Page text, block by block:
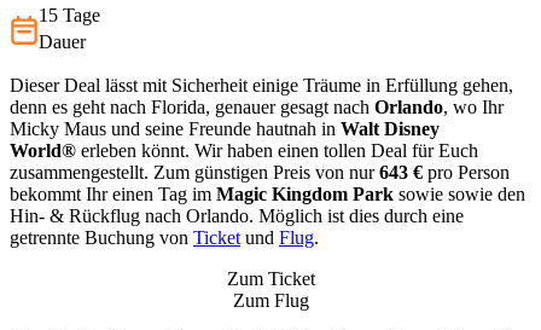
15 Tage
Dauer
Dieser Deal lässt mit Sicherheit einige Träume in Erfüllung gehen,
denn es geht nach Florida, genauer gesagt nach Orlando, wo Ihr
Micky Maus und seine Freunde hautnah in Walt Disney
World® erleben könnt. Wir haben einen tollen Deal für Euch
zusammengestellt. Zum günstigen Preis von nur643 € pro Person
bekommt Ihr einen Tag im Magic Kingdom Park sowie sowie den
Hin- & Rückflug nach Orlando. Möglich ist dies durch eine
getrennte Buchung von Ticket und Flug.
Zum Ticket
Zum Flug